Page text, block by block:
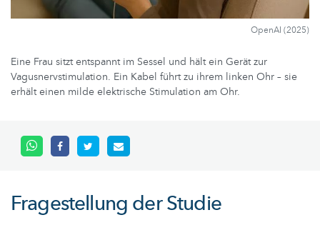
OpenAI (2025)
Eine Frau sitzt entspannt im Sessel und hält ein Gerät zur
Vagusnervstimulation. Ein Kabel führt zu ihrem linken Ohr – sie
erhält einen milde elektrische Stimulation am Ohr.
Fragestellung der Studie